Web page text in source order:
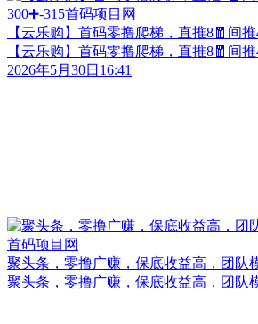
【云乐购】首码零撸爬梯，直推8🧧间
【云乐购】首码零撸爬梯，直推8🧧间
2026年5月30日16:41
聚头条，零撸广赚，保底收益高，团队
聚头条，零撸广赚，保底收益高，团队